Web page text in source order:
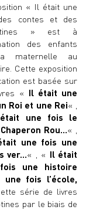
« Il était une
contes et des
» est à
des enfants
maternelle au
Cette exposition
est basée sur
« Il était une
Roi et une Rei« ,
une fois le
Rou… « ,
une fois une
ver… « , « Il était
une histoire
fois l’école,
série de livres
par le biais de